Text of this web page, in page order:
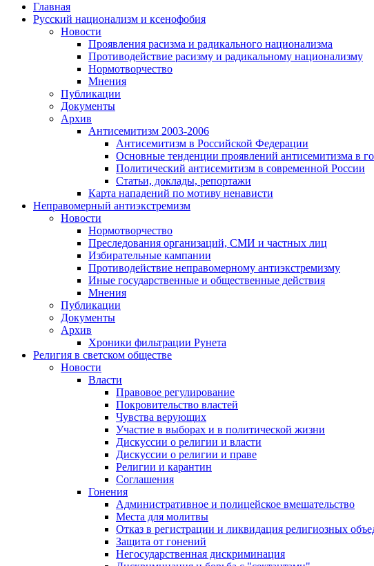
Главная
Русский национализм и ксенофобия
Новости
Проявления расизма и радикального национализма
Противодействие расизму и радикальному национализму
Нормотворчество
Мнения
Публикации
Документы
Архив
Антисемитизм 2003-2006
Антисемитизм в Российской Федерации
Основные тенденции проявлений антисемитизма в
Политический антисемитизм в современной России
Статьи, доклады, репортажи
Карта нападений по мотиву ненависти
Неправомерный антиэкстремизм
Новости
Нормотворчество
Преследования организаций, СМИ и частных лиц
Избирательные кампании
Противодействие неправомерному антиэкстремизму
Иные государственные и общественные действия
Мнения
Публикации
Документы
Архив
Хроники фильтрации Рунета
Религия в светском обществе
Новости
Власти
Правовое регулирование
Покровительство властей
Чувства верующих
Участие в выборах и в политической жизни
Дискуссии о религии и власти
Дискуссии о религии и праве
Религии и карантин
Соглашения
Гонения
Административное и полицейское вмешательство
Места для молитвы
Отказ в регистрации и ликвидация религиозных
Защита от гонений
Негосударственная дискриминация